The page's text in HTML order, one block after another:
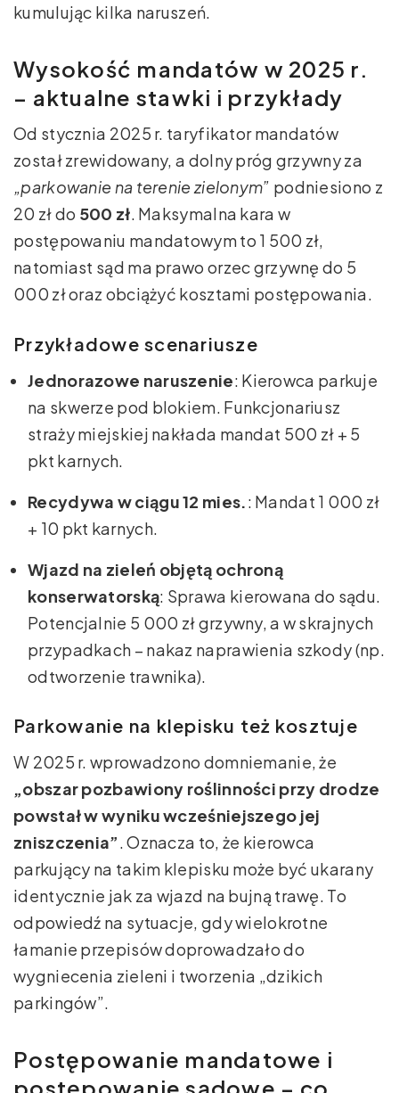
kumulując kilka naruszeń.
Wysokość mandatów w 2025 r.
– aktualne stawki i przykłady
Od stycznia 2025 r. taryfikator mandatów
został zrewidowany, a dolny próg grzywny za
„parkowanie na terenie zielonym” podniesiono z
20 zł do 500 zł. Maksymalna kara w
postępowaniu mandatowym to 1 500 zł,
natomiast sąd ma prawo orzec grzywnę do 5
000 zł oraz obciążyć kosztami postępowania.
Przykładowe scenariusze
Jednorazowe naruszenie: Kierowca parkuje
na skwerze pod blokiem. Funkcjonariusz
straży miejskiej nakłada mandat 500 zł + 5
pkt karnych.
Recydywa w ciągu 12 mies.: Mandat 1 000 zł
+ 10 pkt karnych.
Wjazd na zieleń objętą ochroną
konserwatorską: Sprawa kierowana do sądu.
Potencjalnie 5 000 zł grzywny, a w skrajnych
przypadkach – nakaz naprawienia szkody (np.
odtworzenie trawnika).
Parkowanie na klepisku też kosztuje
W 2025 r. wprowadzono domniemanie, że
„obszar pozbawiony roślinności przy drodze
powstał w wyniku wcześniejszego jej
zniszczenia”. Oznacza to, że kierowca
parkujący na takim klepisku może być ukarany
identycznie jak za wjazd na bujną trawę. To
odpowiedź na sytuacje, gdy wielokrotne
łamanie przepisów doprowadzało do
wygniecenia zieleni i tworzenia „dzikich
parkingów”.
Postępowanie mandatowe i
postępowanie sądowe – co